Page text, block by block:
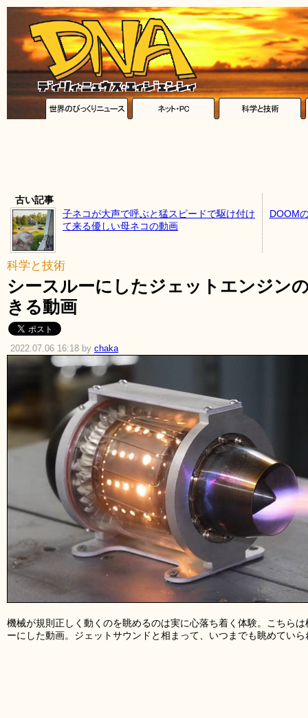
古い記事
子ネコが大声で呼ぶと猛スピードで駆け付け
て来る優しい母ネコの動画
DOOM
科学と技術
シースルーにしたジェットエンジン
きる動画
2022.07.06 16:18 by chaka
機械が規則正しく動くのを眺めるのは実に心落ち着く体験。こちら
ーにした動画。ジェットサウンドと相まって、いつまでも眺めていら